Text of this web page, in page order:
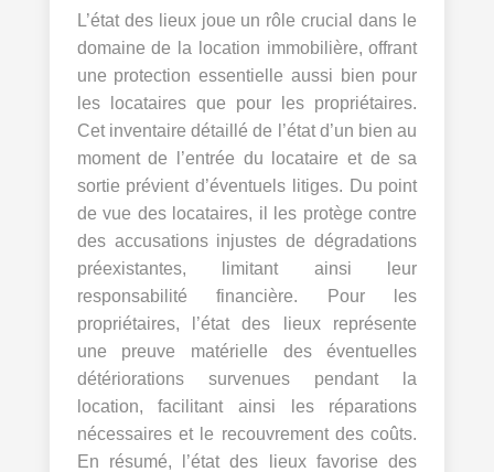
L’état des lieux joue un rôle crucial dans le
domaine de la location immobilière, offrant
une protection essentielle aussi bien pour
les locataires que pour les propriétaires.
Cet inventaire détaillé de l’état d’un bien au
moment de l’entrée du locataire et de sa
sortie prévient d’éventuels litiges. Du point
de vue des locataires, il les protège contre
des accusations injustes de dégradations
préexistantes, limitant ainsi leur
responsabilité financière. Pour les
propriétaires, l’état des lieux représente
une preuve matérielle des éventuelles
détériorations survenues pendant la
location, facilitant ainsi les réparations
nécessaires et le recouvrement des coûts.
En résumé, l’état des lieux favorise des